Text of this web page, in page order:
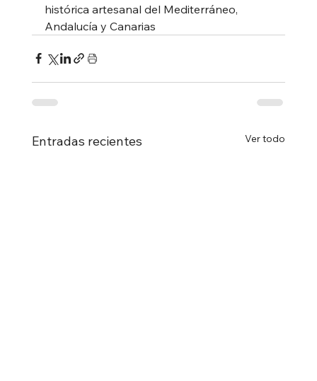
histórica artesanal del Mediterráneo,
Andalucía y Canarias
Entradas recientes Ver todo